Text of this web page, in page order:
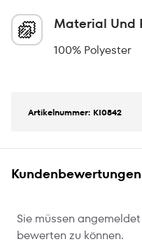
Material Und
100% Polyester
Artikelnummer: KI0842
Kundenbewertungen
Sie müssen
bewerten zu können.